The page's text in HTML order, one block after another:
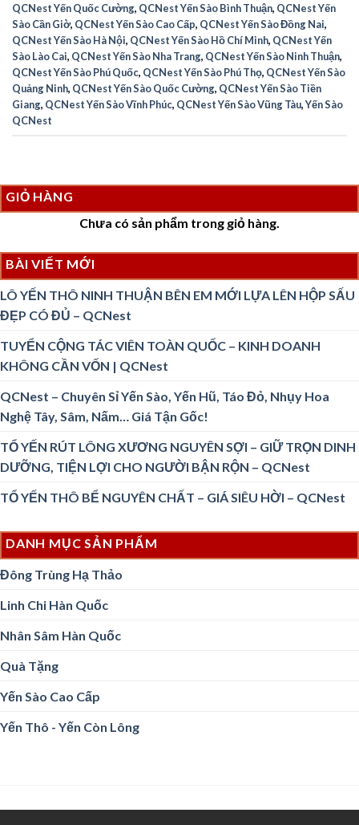
QCNest Yến Quốc Cường, QCNest Yến Sào Bình Thuận, QCNest Yến
Sào Cần Giờ, QCNest Yến Sào Cao Cấp, QCNest Yến Sào Đồng Nai,
QCNest Yến Sào Hà Nội, QCNest Yến Sào Hồ Chí Minh, QCNest Yến
Sào Lào Cai, QCNest Yến Sào Nha Trang, QCNest Yến Sào Ninh Thuận,
QCNest Yến Sào Phú Quốc, QCNest Yến Sào Phú Thọ, QCNest Yến Sào
Quảng Ninh, QCNest Yến Sào Quốc Cường, QCNest Yến Sào Tiền
Giang, QCNest Yến Sào Vĩnh Phúc, QCNest Yến Sào Vũng Tàu,Yến Sào
QCNest
GIỎ HÀNG
Chưa có sản phẩm trong giỏ hàng.
BÀI VIẾT MỚI
LÔ YẾN THÔ NINH THUẬN BÊN EM MỚI LỰA LÊN HỘP SẤU
ĐẸP CÓ ĐỦ – QCNest
TUYỂN CỘNG TÁC VIÊN TOÀN QUỐC – KINH DOANH
KHÔNG CẦN VỐN | QCNest
QCNest – Chuyên Sỉ Yến Sào, Yến Hũ, Táo Đỏ, Nhụy Hoa
Nghệ Tây, Sâm, Nấm… Giá Tận Gốc!
TỔ YẾN RÚT LÔNG XƯƠNG NGUYÊN SỢI – GIỮ TRỌN DINH
DƯỠNG, TIỆN LỢI CHO NGƯỜI BẬN RỘN – QCNest
TỔ YẾN THÔ BỂ NGUYÊN CHẤT – GIÁ SIÊU HỜI – QCNest
DANH MỤC SẢN PHẨM
Đông Trùng Hạ Thảo
Linh Chi Hàn Quốc
Nhân Sâm Hàn Quốc
Quà Tặng
Yến Sào Cao Cấp
Yến Thô - Yến Còn Lông